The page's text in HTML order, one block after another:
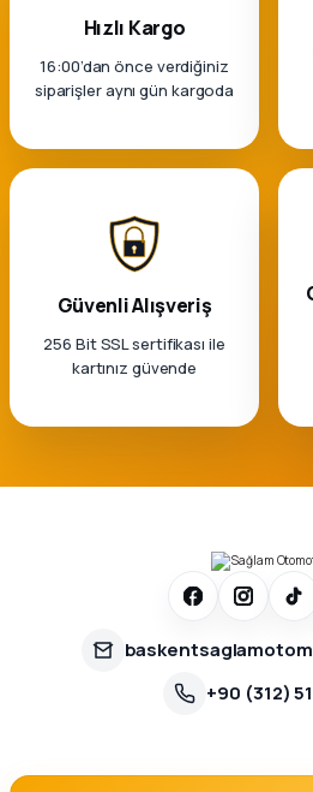
Hızlı Kargo
16:00’dan önce verdiğiniz
siparişler aynı gün kargoda
Güvenli Alışveriş
256 Bit SSL sertifikası ile
kartınız güvende
+90 (312)